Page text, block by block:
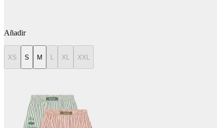
Añadir
XS S M L XL XXL